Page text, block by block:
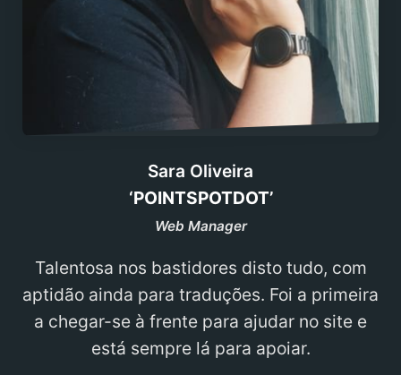
Sara Oliveira
‘POINTSPOTDOT’
Web Manager
Talentosa nos bastidores disto tudo, com
aptidão ainda para traduções. Foi a primeira
a chegar-se à frente para ajudar no site e
está sempre lá para apoiar.